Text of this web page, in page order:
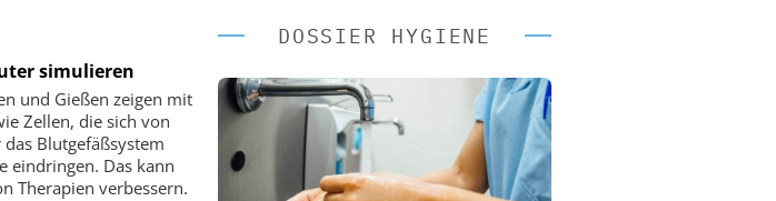
simulieren
und Gießen zeigen mit
Zellen, die sich von
Blutgefäßsystem
eindringen. Das kann
Therapien verbessern.
DOSSIER HYGIENE